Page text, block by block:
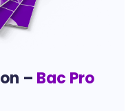
– Bac Pro